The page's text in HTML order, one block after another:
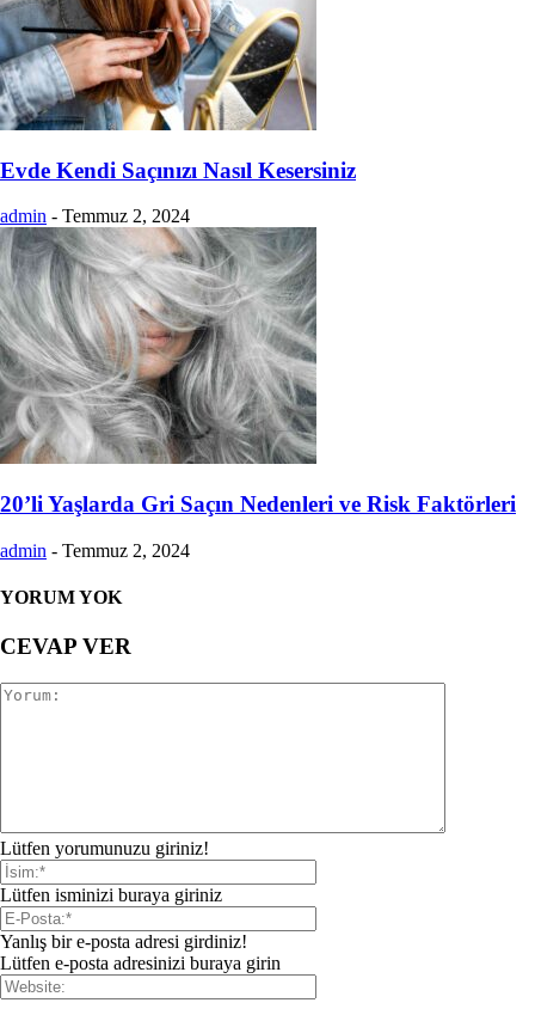
Evde Kendi Saçınızı Nasıl Kesersiniz
admin - Temmuz 2, 2024
20’li Yaşlarda Gri Saçın Nedenleri ve Risk Faktörleri
admin - Temmuz 2, 2024
YORUM YOK
CEVAP VER
Lütfen yorumunuzu giriniz!
Lütfen isminizi buraya giriniz
Yanlış bir e-posta adresi girdiniz!
Lütfen e-posta adresinizi buraya girin